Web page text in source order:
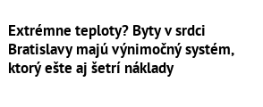
Extrémne teploty? Byty v srdci
Bratislavy majú výnimočný systém,
ktorý ešte aj šetrí náklady